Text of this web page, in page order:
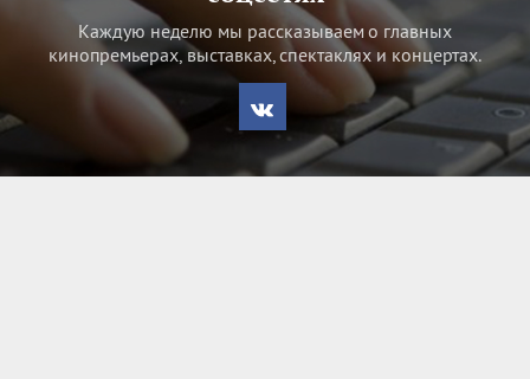
Каждую неделю мы рассказываем о главных
кинопремьерах, выставках, спектаклях и концертах.